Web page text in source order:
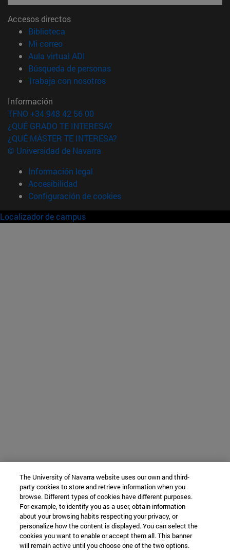
Accesos directos
Biblioteca
Mi correo(abre en nueva ventana)
Aula virtual ADI
Búsqueda de personas(abre en nueva ventana)
Trabaja con nosotros(abre en nueva ventana)
Información
TFNO +34 948 42 56 00
¿QUÉ GRADO TE INTERESA?
¿QUÉ MÁSTER TE INTERESA?
© Universidad de Navarra
Información legal
Accesibilidad
Configuración de cookies
Localizador de campus
The University of Navarra website uses our own and third-
party cookies to store and retrieve information when you
browse. Different types of cookies have different purposes.
For example, to identify you as a user, obtain information
about your browsing habits respecting your privacy, or
personalize how the content is displayed. You can select the
cookies you want to enable or accept them all. This banner
will remain active until you choose one of the two options.